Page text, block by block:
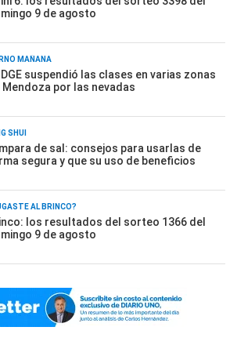
9 de agosto
MAÑANA
DGE suspendió las clases en varias zonas
Mendoza por las nevadas
SHUI
de sal: consejos para usarlas de
segura y que su uso de beneficios
AL BRINCO?
los resultados del sorteo 1366 del
9 de agosto